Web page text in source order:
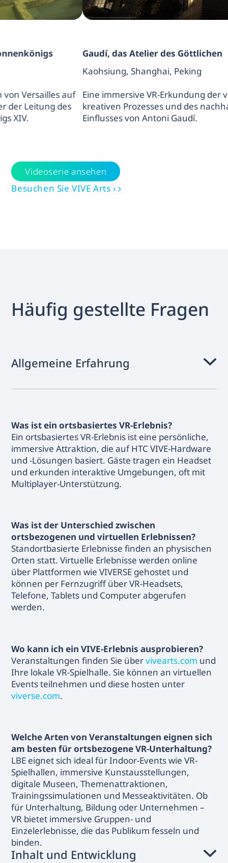
auf
des
Gaudí, das Atelier des Göttlichen
Kaohsiung, Shanghai, Peking
Eine immersive VR-Erkundung der visionären
kreativen Prozesses und des nachhaltigen
Einflusses von Antoni Gaudí.
Videoserie ansehen
Besuchen Sie VIVE Arts ›
Häufig gestellte Fragen
Allgemeine Erfahrung
Was ist ein ortsbasiertes VR-Erlebnis?
Ein ortsbasiertes VR-Erlebnis ist eine persönliche,
immersive Attraktion, die auf HTC VIVE-Hardware
und -Lösungen basiert. Gäste tragen ein Headset
und erkunden interaktive Umgebungen, oft mit
Multiplayer-Unterstützung.
Was ist der Unterschied zwischen
ortsbezogenen und virtuellen Erlebnissen?
Standortbasierte Erlebnisse finden an physischen
Orten statt. Virtuelle Erlebnisse werden online
über Plattformen wie VIVERSE gehostet und
können per Fernzugriff über VR-Headsets,
Telefone, Tablets und Computer abgerufen
werden.
Wo kann ich ein VIVE-Erlebnis ausprobieren?
Veranstaltungen finden Sie übervivearts.com und
Ihre lokale VR-Spielhalle. Sie können an virtuellen
Events teilnehmen und diese hosten unter
viverse.com.
Welche Arten von Veranstaltungen eignen sich
am besten für ortsbezogene VR-Unterhaltung?
LBE eignet sich ideal für Indoor-Events wie VR-
Spielhallen, immersive Kunstausstellungen,
digitale Museen, Themenattraktionen,
Trainingssimulationen und Messeaktivitäten. Ob
für Unterhaltung, Bildung oder Unternehmen –
VR bietet immersive Gruppen- und
Einzelerlebnisse, die das Publikum fesseln und
binden.
Inhalt und Entwicklung